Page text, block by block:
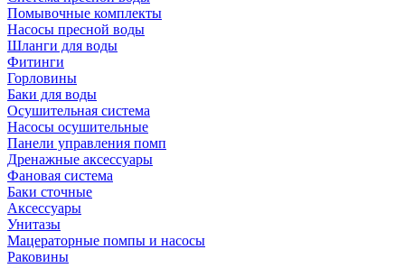
Помывочные комплекты
Насосы пресной воды
Шланги для воды
Фитинги
Горловины
Баки для воды
Осушительная система
Насосы осушительные
Панели управления помп
Дренажные аксессуары
Фановая система
Баки сточные
Аксессуары
Унитазы
Мацераторные помпы и насосы
Раковины